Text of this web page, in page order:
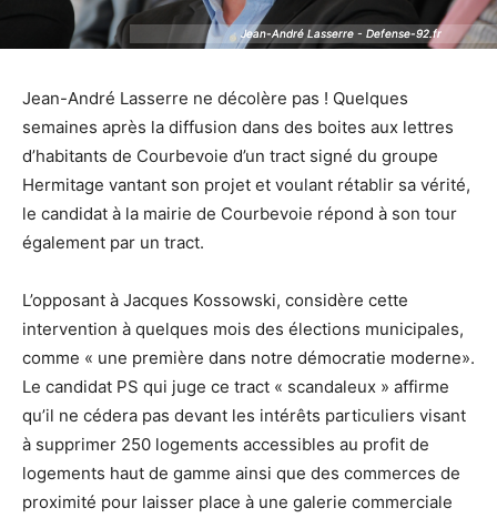
Jean-André Lasserre - Defense-92.fr
Jean-André Lasserre - Defense-92.fr
Jean-André Lasserre ne décolère pas ! Quelques
semaines après la diffusion dans des boites aux lettres
d’habitants de Courbevoie d’un tract signé du groupe
Hermitage vantant son projet et voulant rétablir sa vérité,
le candidat à la mairie de Courbevoie répond à son tour
également par un tract.
L’opposant à Jacques Kossowski, considère cette
intervention à quelques mois des élections municipales,
comme « une première dans notre démocratie moderne».
Le candidat PS qui juge ce tract « scandaleux » affirme
qu’il ne cédera pas devant les intérêts particuliers visant
à supprimer 250 logements accessibles au profit de
logements haut de gamme ainsi que des commerces de
proximité pour laisser place à une galerie commerciale